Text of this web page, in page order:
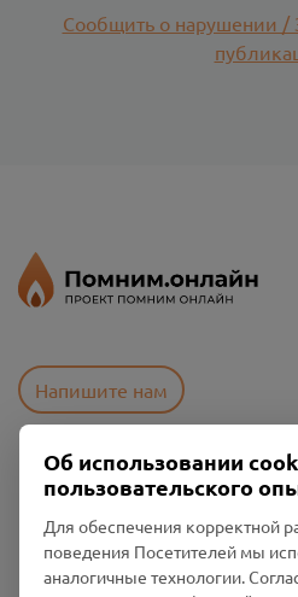
Сообщить о нарушении /
Напишите нам
Пользовательское соглашение
Промо-материалы
Настройки cookies
Об использовании
пользовательского
Для обеспечения корректной
поведения Посетителей мы
аналогичные технологии.